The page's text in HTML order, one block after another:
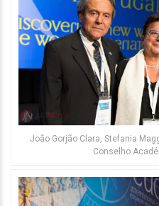
João Gorjão Clara, Stefania
Conselho